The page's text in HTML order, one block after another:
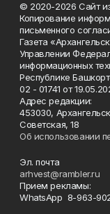
© 2020-2026 Сайт
Копирование
письменного
Газета
Управлении
информационных
Республике
02 - 01741 от
Адрес редакции:
453030,
Советская, 18
Об использовании
Эл. почта
arhvest@rambler.ru
Прием рекламы:
WhatsApp 8-963-